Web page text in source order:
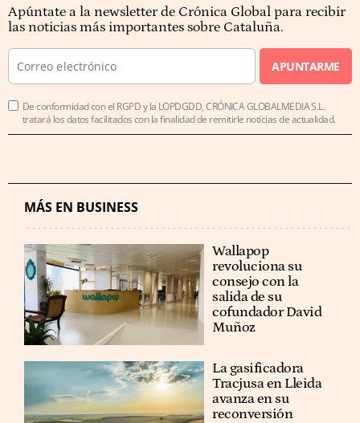
Apúntate a la newsletter de Crónica Global para recibir
las noticias más importantes sobre Cataluña.
APUNTARME
De conformidad con el RGPD y la LOPDGDD, CRÓNICA GLOBALMEDIA S.L.
tratará los datos facilitados con la finalidad de remitirle noticias de actualidad.
MÁS EN BUSINESS
Wallapop
revoluciona su
consejo con la
salida de su
cofundador David
Muñoz
La gasificadora
Tracjusa en Lleida
avanza en su
reconversión